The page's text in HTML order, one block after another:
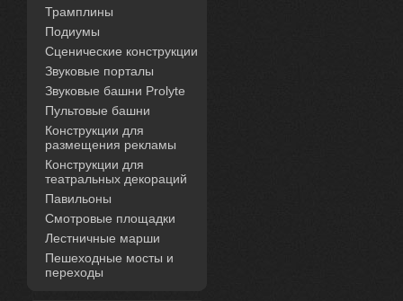
Трамплины
Подиумы
Сценические конструкции
Звуковые порталы
Звуковые башни Prolyte
Пультовые башни
Конструкции для
размещения рекламы
Конструкции для
театральных декораций
Павильоны
Смотровые площадки
Лестничные марши
Пешеходные мосты и
переходы